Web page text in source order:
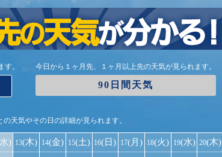
。 今日から１ヶ月先、１ヶ月以上先の天気が見られます。
90日間天気
天気やその日の詳細が見られます。
) 13(木) 14(金) 15(土) 16(日) 17(月) 18(火) 19(水) 20(木)